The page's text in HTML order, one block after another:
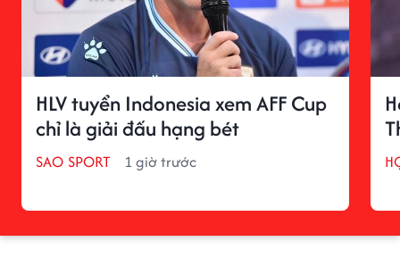
HLV tuyển Indonesia xem AFF Cup
chỉ là giải đấu hạng bét
SAO SPORT 1 giờ trước